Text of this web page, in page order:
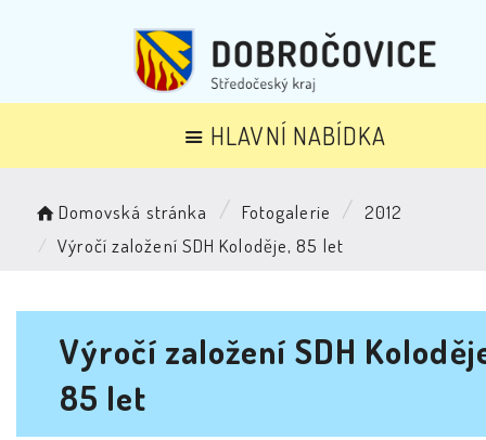
HLAVNÍ NABÍDKA
Domovská stránka Fotogalerie
2012
Výročí založení SDH Koloděje, 85 let
Výročí založení SDH
85 let